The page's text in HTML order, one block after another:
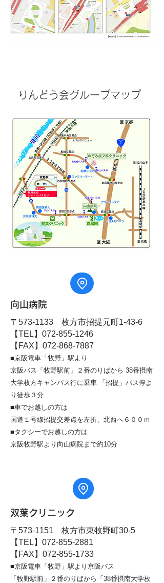
りんどう会グループマップ
向山病院
〒573-1133 枚方市招提元町1-43-6
【TEL】072-855-1246
【FAX】072-868-7887
■京阪電車「牧野」駅より
京阪バス「牧野駅前」２番のりばから 38番摂南
大学枚方キャンパス行に乗車 「招提」バス停よ
り徒歩３分
■車でお越しの方は
国道１号線招提交差点を左折、北西へ６００ｍ
■タクシーでお越しの方は
京阪牧野駅より向山病院まで約10分
双葉クリニック
〒573-1151 枚方市東牧野町30-5
【TEL】072-855-2881
【FAX】072-855-1733
■京阪電車「牧野」駅より京阪バス
「牧野駅前」２番のりばから「38番摂南大学枚